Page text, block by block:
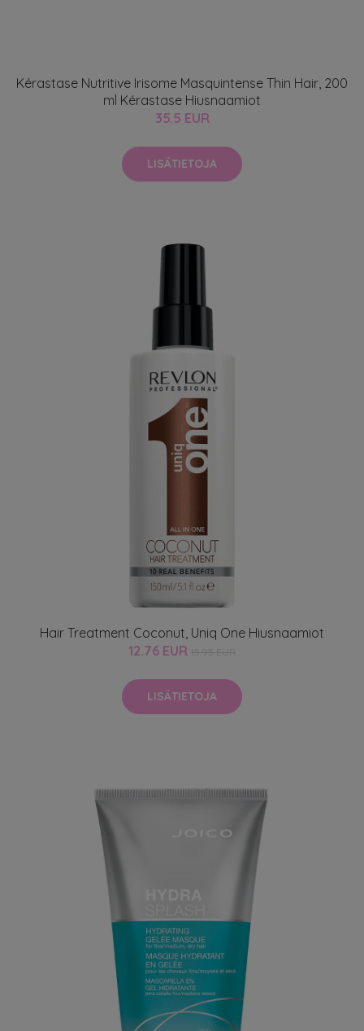
Kérastase Nutritive Irisome Masquintense Thin Hair, 200
ml Kérastase Hiusnaamiot
35.5 EUR
LISÄTIETOJA
Hair Treatment Coconut, Uniq One Hiusnaamiot
12.76 EUR
LISÄTIETOJA